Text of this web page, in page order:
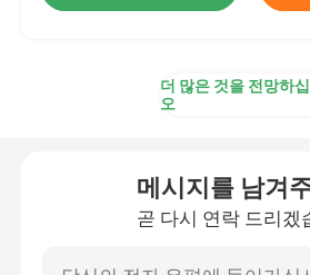
더 많은 것을 전망하십
오
메시지를 남겨
곧 다시 연락 드리겠